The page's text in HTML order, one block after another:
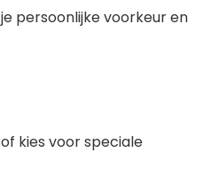
persoonlijke voorkeur en
kies voor speciale